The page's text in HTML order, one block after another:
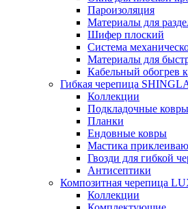
Пароизоляция
Материалы для
Шифер плоский
Система
Материалы для
Кабельный обогрев
Гибкая черепица
Коллекции
Подкладочные ковры
Планки
Ендовные ковры
Мастика
Гвозди для гибкой
Антисептики
Композитная черепица
Коллекции